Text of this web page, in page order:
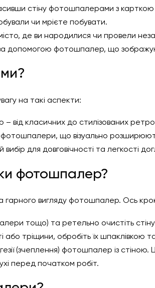
стіну фотошпалерами з карткою
чи мрієте побувати.
де ви народилися чи провели
допомогою фотошпалер, що
на такі аспекти:
– від класичних до стилізованих
що візуально розширюють
вибір для довговічності та легкості
фотошпалер?
гарного вигляду фотошпалер. Ось
тощо) та ретельно очистіть стіну
тріщини, обробіть їх шпаклівкою
(зчеплення) фотошпалер із
перед початком робіт.